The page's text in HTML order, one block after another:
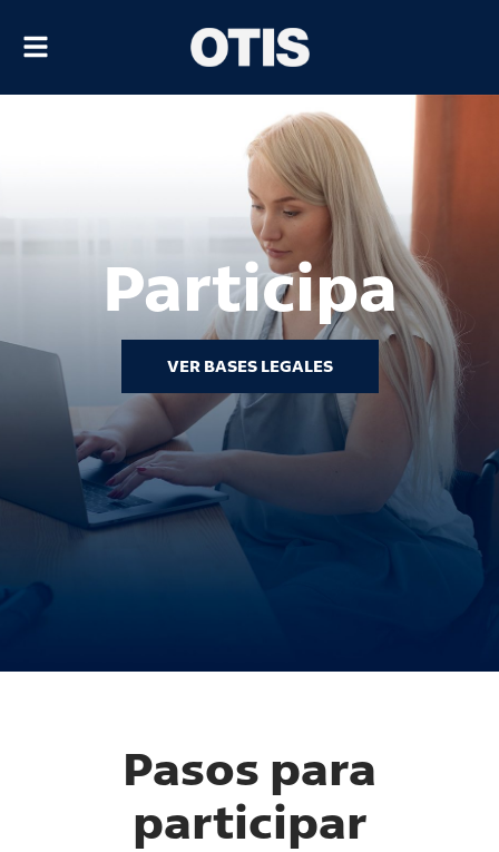
Alternar
navegación
Participa
VER BASES LEGALES
Pasos para
participar